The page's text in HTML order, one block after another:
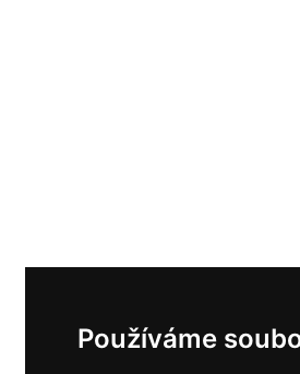
Používáme